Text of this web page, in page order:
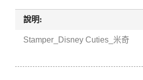
說明:
Stamper_Disney Cuties_米奇